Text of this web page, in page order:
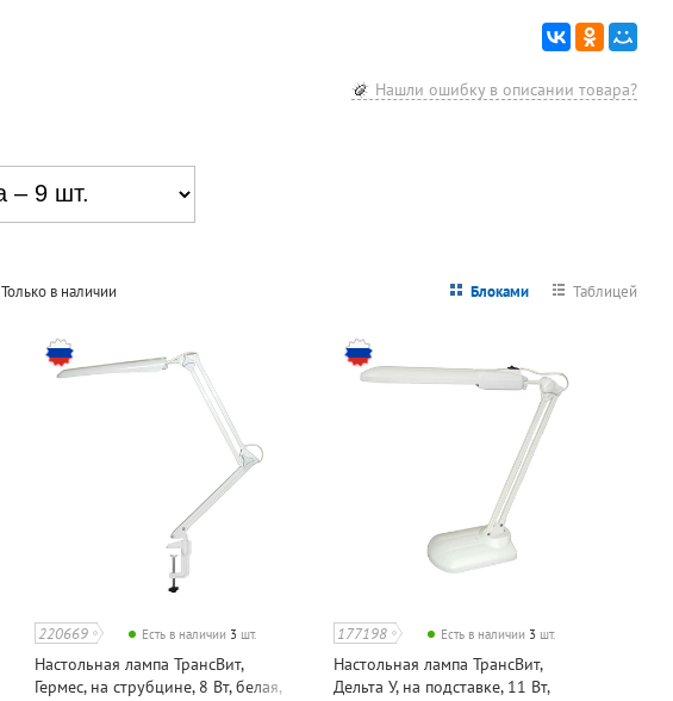
Нашли ошибку в описании товара?
Только в наличии Блоками Таблицей
220669 Есть в наличии 3 шт.
Настольная лампа ТрансВит,
Гермес, на струбцине, 8 Вт, белая,
177198 Есть в наличии 3 шт.
Настольная лампа ТрансВит,
Дельта У, на подставке, 11 Вт,